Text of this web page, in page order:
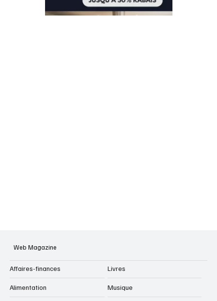
Web Magazine
Affaires-finances
Alimentation
Livres
Musique